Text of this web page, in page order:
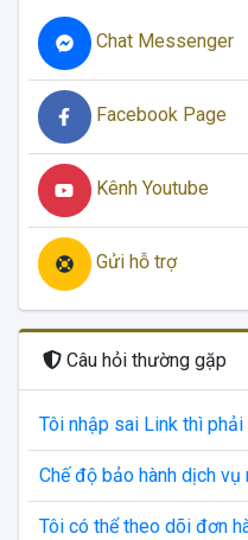
Chat Messenger
Facebook Page
Kênh Youtube
Gửi hỗ trợ
Câu hỏi thường gặp
Tôi nhập sai Link thì phải
Chế độ bảo hành dịch vụ
Tôi có thể theo dõi đơn